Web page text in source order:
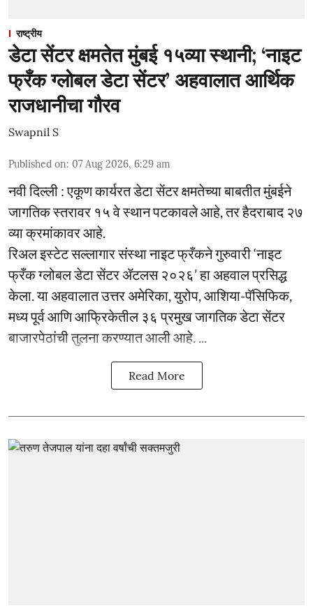
राष्ट्रीय
डेटा सेंटर क्षमतेत मुंबई १५व्या स्थानी; ‘नाइट
फ्रँक ग्लोबल डेटा सेंटर’ अहवालात आर्थिक
राजधानीचा गौरव
Swapnil S
Published on: 07 Aug 2026, 6:29 am
नवी दिल्ली : एकूण कार्यरत डेटा सेंटर क्षमतेच्या बाबतीत मुंबईने
जागतिक स्तरावर १५ वे स्थान पटकावले आहे, तर हैदराबाद २७
व्या क्रमांकावर आहे.
रिअल इस्टेट सल्लागार संस्था नाइट फ्रँकने गुरुवारी ‘नाइट
फ्रँक ग्लोबल डेटा सेंटर ॲटलस २०२६’ हा अहवाल प्रसिद्ध
केला. या अहवालात उत्तर अमेरिका, युरोप, आशिया-पॅसिफिक,
मध्य पूर्व आणि आफ्रिकेतील ३६ प्रमुख जागतिक डेटा सेंटर
बाजारपेठांची तुलना करण्यात आली आहे. ...
Read More